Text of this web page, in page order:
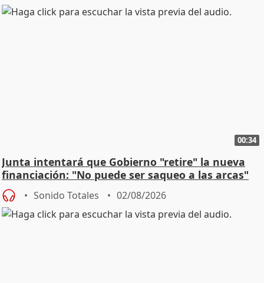
00:34
Junta intentará que Gobierno "retire" la nueva
financiación: "No puede ser saqueo a las arcas"
Sonido Totales 02/08/2026